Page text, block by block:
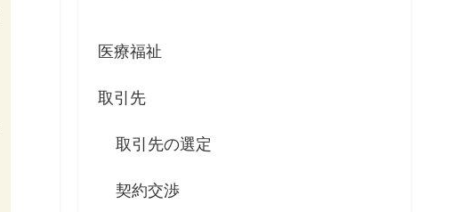
医療福祉
取引先
取引先の選定
契約交渉